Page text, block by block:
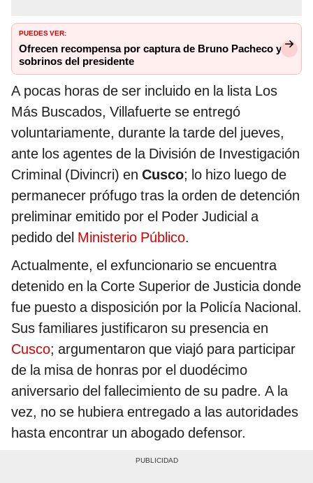
PUEDES VER:
Ofrecen recompensa por captura de Bruno Pacheco y
sobrinos del presidente
A pocas horas de ser incluido en la lista Los
Más Buscados, Villafuerte se entregó
voluntariamente, durante la tarde del jueves,
ante los agentes de la División de Investigación
Criminal (Divincri) en Cusco; lo hizo luego de
permanecer prófugo tras la orden de detención
preliminar emitido por el Poder Judicial a
pedido del Ministerio Público.
Actualmente, el exfuncionario se encuentra
detenido en la Corte Superior de Justicia donde
fue puesto a disposición por la Policía Nacional.
Sus familiares justificaron su presencia en
Cusco; argumentaron que viajó para participar
de la misa de honras por el duodécimo
aniversario del fallecimiento de su padre. A la
vez, no se hubiera entregado a las autoridades
hasta encontrar un abogado defensor.